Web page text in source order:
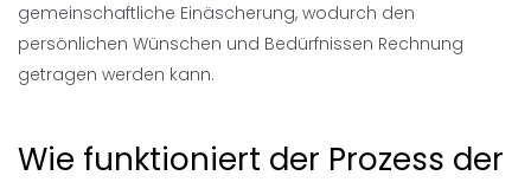
gemeinschaftliche Einäscherung, wodurch den
persönlichen Wünschen und Bedürfnissen Rechnung
getragen werden kann.
Wie funktioniert der Prozess der